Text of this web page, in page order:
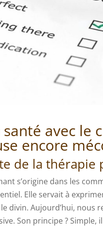
santé avec le
encore
de la
s’origine dans les
Elle servait à
divin. Aujourd’hui,
Son principe ?